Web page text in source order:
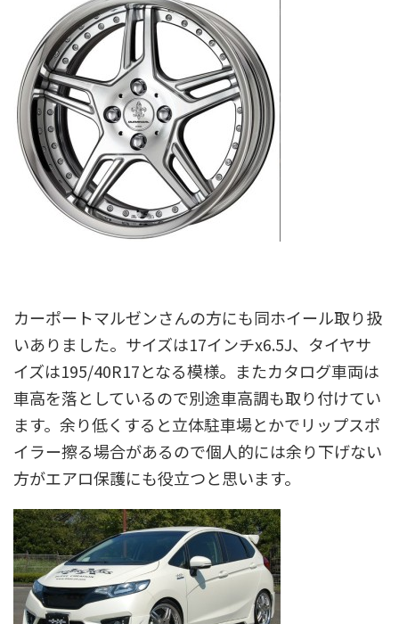
カーポートマルゼンさんの方にも同ホイール取り扱
いありました。サイズは17インチx6.5J、タイヤサ
イズは195/40R17となる模様。またカタログ車両は
車高を落としているので別途車高調も取り付けてい
ます。余り低くすると立体駐車場とかでリップスポ
イラー擦る場合があるので個人的には余り下げない
方がエアロ保護にも役立つと思います。